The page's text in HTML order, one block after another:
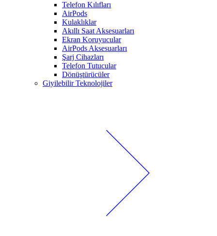
Telefon Kılıfları
AirPods
Kulaklıklar
Akıllı Saat Aksesuarları
Ekran Koruyucular
AirPods Aksesuarları
Şarj Cihazları
Telefon Tutucular
Dönüştürücüler
Giyilebilir Teknolojiler